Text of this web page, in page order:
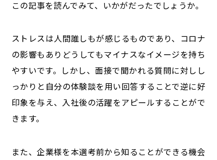
この記事を読んでみて、いかがだったでしょうか。
ストレスは人間誰しもが感じるものであり、コロナ
の影響もありどうしてもマイナスなイメージを持ち
やすいです。しかし、面接で聞かれる質問に対しし
っかりと自分の体験談を用い回答することで逆に好
印象を与え、入社後の活躍をアピールすることがで
きます。
また、企業様を本選考前から知ることができる機会